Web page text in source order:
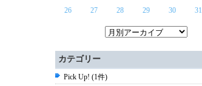
26 27 28 29 30 31
カテゴリー
Pick Up! (1件)